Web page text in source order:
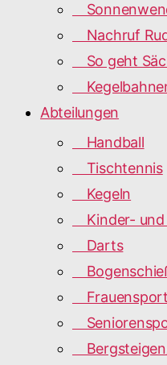
Nachruf
So geht
Abteilungen
Handball
Tischtennis
Kegeln
Kinder-
Darts
Frauensport